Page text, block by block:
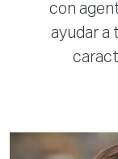
con
ayudar a